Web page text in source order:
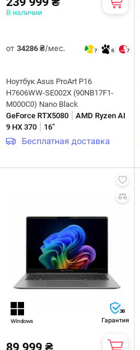
В наличии
от 34286 ₴/мес. 7 6 7
Ноутбук Asus ProArt P16
H7606WW-SE002X (90NB17F1-
M000C0) Nano Black
GeForce RTX5080
AMD Ryzen AI
9 HX 370
16"
Бесплатная доставка
36
Гарантия
89 999 ₴